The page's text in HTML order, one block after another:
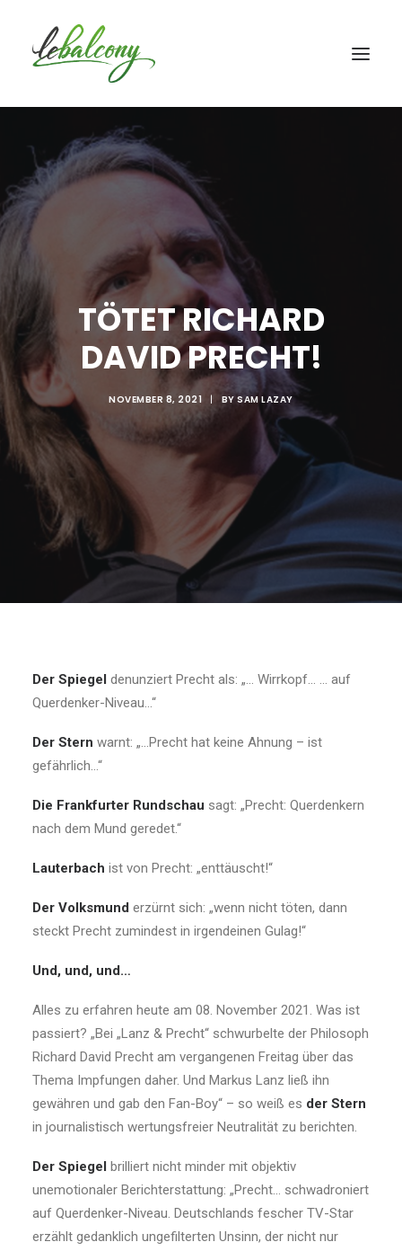
TÖTET RICHARD
DAVID PRECHT!
NOVEMBER 8, 2021 | BYSAM LAZAY
Der Spiegel denunziert Precht als: „… Wirrkopf… … auf
Querdenker-Niveau…“
Der Stern warnt: „…Precht hat keine Ahnung – ist
gefährlich…“
Die Frankfurter Rundschau sagt: „Precht: Querdenkern
nach dem Mund geredet.“
Lauterbach ist von Precht: „enttäuscht!“
Der Volksmund erzürnt sich: „wenn nicht töten, dann
steckt Precht zumindest in irgendeinen Gulag!“
Und, und, und…
Alles zu erfahren heute am 08. November 2021. Was ist
passiert? „Bei „Lanz & Precht“ schwurbelte der Philosoph
Richard David Precht am vergangenen Freitag über das
Thema Impfungen daher. Und Markus Lanz ließ ihn
gewähren und gab den Fan-Boy“ – so weiß es der Stern
in journalistisch wertungsfreier Neutralität zu berichten.
Der Spiegel brilliert nicht minder mit objektiv
unemotionaler Berichterstattung: „Precht… schwadroniert
auf Querdenker-Niveau. Deutschlands fescher TV-Star
erzählt gedanklich ungefilterten Unsinn, der nicht nur